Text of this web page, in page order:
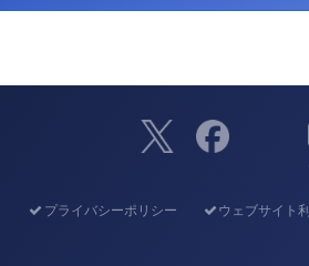
プライバシーポリシー ウェブサイト